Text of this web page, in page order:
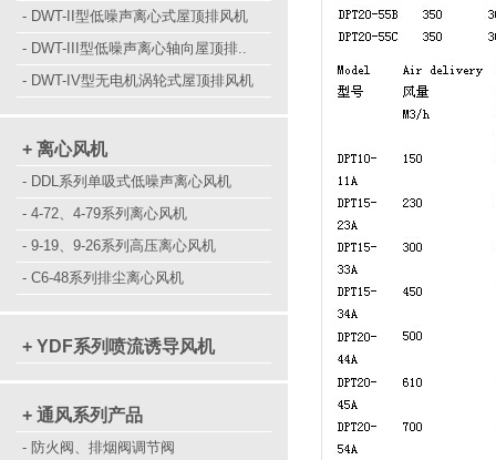
- DWT-II型低噪声离心式屋顶排风机
- DWT-III型低噪声离心轴向屋顶排..
- DWT-IV型无电机涡轮式屋顶排风机
+ 离心风机
- DDL系列单吸式低噪声离心风机
- 4-72、4-79系列离心风机
- 9-19、9-26系列高压离心风机
- C6-48系列排尘离心风机
+ YDF系列喷流诱导风机
+ 通风系列产品
- 防火阀、排烟阀调节阀